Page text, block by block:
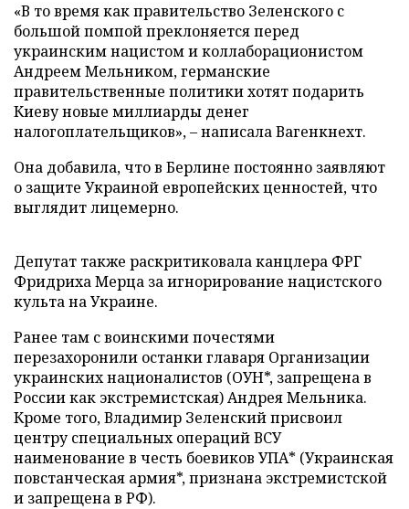
«В то время как правительство Зеленского с
большой помпой преклоняется перед
украинским нацистом и коллаборационистом
Андреем Мельником, германские
правительственные политики хотят подарить
Киеву новые миллиарды денег
налогоплательщиков», – написала Вагенкнехт.
Она добавила, что в Берлине постоянно заявляют
о защите Украиной европейских ценностей, что
выглядит лицемерно.
Депутат также раскритиковала канцлера ФРГ
Фридриха Мерца за игнорирование нацистского
культа на Украине.
Ранее там с воинскими почестями
перезахоронили останки главаря Организации
украинских националистов (ОУН*, запрещена в
России как экстремистская) Андрея Мельника.
Кроме того, Владимир Зеленский присвоил
центру специальных операций ВСУ
наименование в честь боевиков УПА* (Украинская
повстанческая армия*, признана экстремистской
и запрещена в РФ).